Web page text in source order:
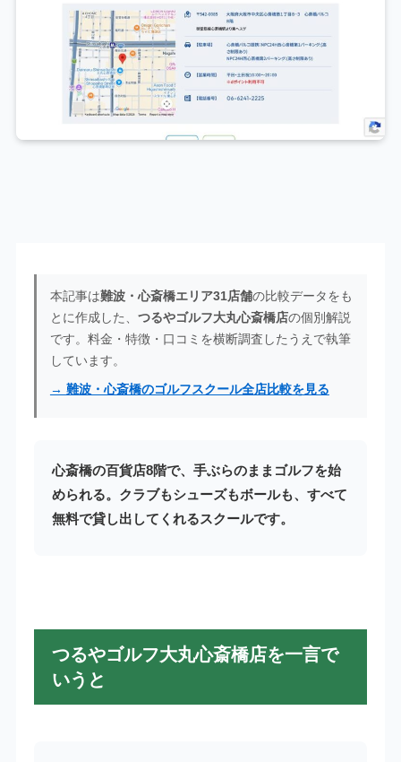
本記事は難波・心斎橋エリア31店舗の比較データをも
とに作成した、 つるやゴルフ大丸心斎橋店の個別解説
です。料金・特徴・口コミを横断調査したうえで執筆
しています。
→ 難波・心斎橋のゴルフスクール全店比較を見る
心斎橋の百貨店8階で、手ぶらのままゴルフを始
められる。クラブもシューズもボールも、すべて
無料で貸し出してくれるスクールです。
つるやゴルフ大丸心斎橋店を一言で
いうと